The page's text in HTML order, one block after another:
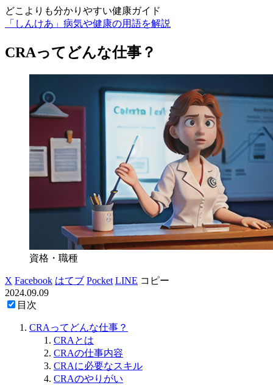
どこよりも分かりやすい健康ガイド
「しんけあ」病気や健康の用語を解説
CRAってどんな仕事？
資格・職種
X Facebook はてブ Pocket LINE コピー
2024.09.09
目次
CRAってどんな仕事？
CRAとは
CRAの仕事内容
CRAに必要なスキル
CRAのやりがい